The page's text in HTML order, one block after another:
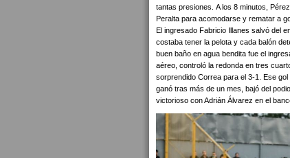
tantas presiones. A los 8 minutos,
Peralta para acomodarse y rematar a
El ingresado Fabricio Illanes salvó del
costaba tener la pelota y cada balón
buen baño en agua bendita fue el
aéreo, controló la redonda en tres
sorprendido Correa para el 3-1. Ese
ganó tras más de un mes, bajó del
victorioso con Adrián Álvarez en el